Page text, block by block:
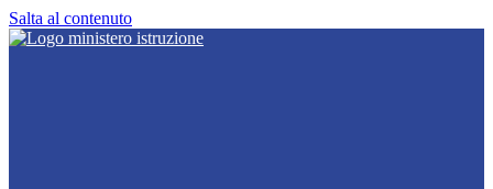
Salta al contenuto